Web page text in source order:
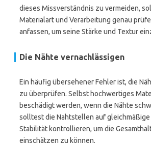
dieses Missverständnis zu vermeiden,
Materialart und Verarbeitung genau
anfassen, um seine Stärke und Textur
Die Nähte vernachlässigen
Ein häufig übersehener Fehler ist, die
zu überprüfen. Selbst hochwertiges
beschädigt werden, wenn die Nähte
solltest die Nahtstellen auf gleichmäßige
Stabilität kontrollieren, um die
einschätzen zu können.